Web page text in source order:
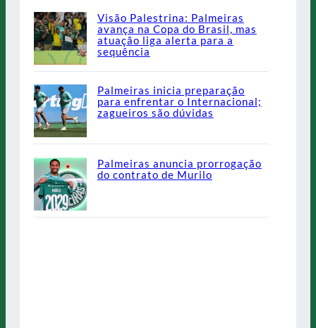
Visão Palestrina: Palmeiras
avança na Copa do Brasil, mas
atuação liga alerta para a
sequência
Palmeiras inicia preparação
para enfrentar o Internacional;
zagueiros são dúvidas
Palmeiras anuncia prorrogação
do contrato de Murilo